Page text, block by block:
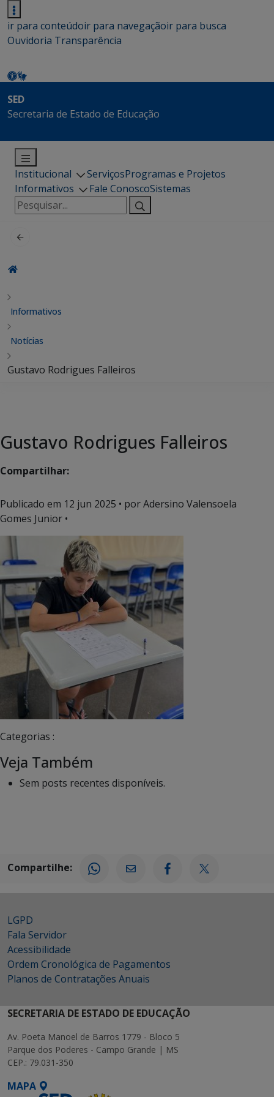
ir para conteúdoir para navegaçãoir para busca
Ouvidoria Transparência
SED
Secretaria de Estado de Educação
Institucional ServiçosProgramas e Projetos
Informativos
Fale ConoscoSistemas
Pesquisar
por:
Informativos
Notícias
Gustavo Rodrigues Falleiros
Gustavo Rodrigues Falleiros
Compartilhar:
Publicado em 12 jun 2025 • por Adersino Valensoela
Gomes Junior •
Categorias :
Veja Também
Sem posts recentes disponíveis.
Compartilhe:
LGPD
Fala Servidor
Acessibilidade
Ordem Cronológica de Pagamentos
Planos de Contratações Anuais
SECRETARIA DE ESTADO DE EDUCAÇÃO
Av. Poeta Manoel de Barros 1779 - Bloco 5
Parque dos Poderes - Campo Grande | MS
CEP.: 79.031-350
MAPA